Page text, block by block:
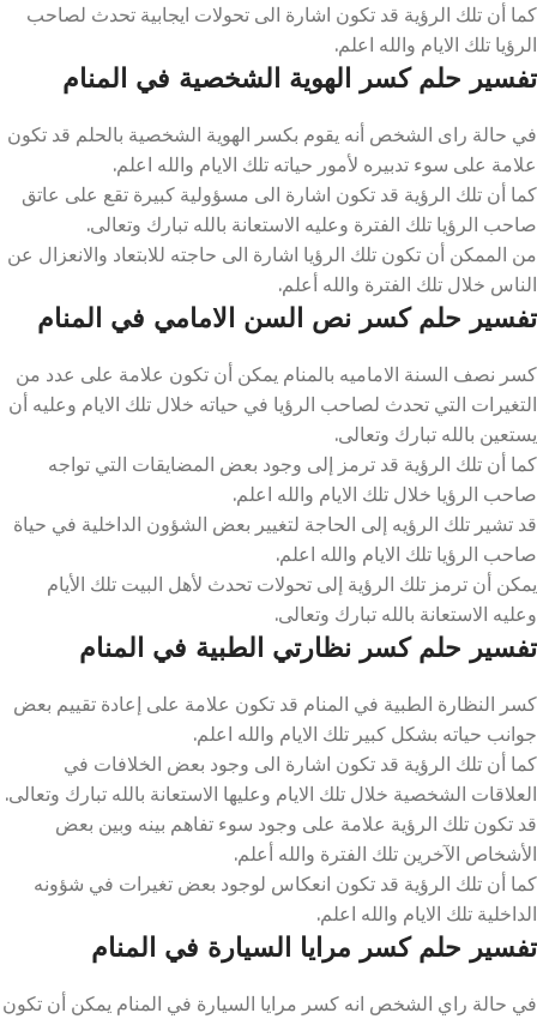
كما أن تلك الرؤية قد تكون اشارة الى تحولات ايجابية تحدث لصاحب
الرؤيا تلك الايام والله اعلم.
تفسير حلم كسر الهوية الشخصية في المنام
في حالة راى الشخص أنه يقوم بكسر الهوية الشخصية بالحلم قد تكون
علامة على سوء تدبيره لأمور حياته تلك الايام والله اعلم.
كما أن تلك الرؤية قد تكون اشارة الى مسؤولية كبيرة تقع على عاتق
صاحب الرؤيا تلك الفترة وعليه الاستعانة بالله تبارك وتعالى.
من الممكن أن تكون تلك الرؤيا اشارة الى حاجته للابتعاد والانعزال عن
الناس خلال تلك الفترة والله أعلم.
تفسير حلم كسر نص السن الامامي في المنام
كسر نصف السنة الاماميه بالمنام يمكن أن تكون علامة على عدد من
التغيرات التي تحدث لصاحب الرؤيا في حياته خلال تلك الايام وعليه أن
يستعين بالله تبارك وتعالى.
كما أن تلك الرؤية قد ترمز إلى وجود بعض المضايقات التي تواجه
صاحب الرؤيا خلال تلك الايام والله اعلم.
قد تشير تلك الرؤيه إلى الحاجة لتغيير بعض الشؤون الداخلية في حياة
صاحب الرؤيا تلك الايام والله اعلم.
يمكن أن ترمز تلك الرؤية إلى تحولات تحدث لأهل البيت تلك الأيام
وعليه الاستعانة بالله تبارك وتعالى.
تفسير حلم كسر نظارتي الطبية في المنام
كسر النظارة الطبية في المنام قد تكون علامة على إعادة تقييم بعض
جوانب حياته بشكل كبير تلك الايام والله اعلم.
كما أن تلك الرؤية قد تكون اشارة الى وجود بعض الخلافات في
العلاقات الشخصية خلال تلك الايام وعليها الاستعانة بالله تبارك وتعالى.
قد تكون تلك الرؤية علامة على وجود سوء تفاهم بينه وبين بعض
الأشخاص الآخرين تلك الفترة والله أعلم.
كما أن تلك الرؤية قد تكون انعكاس لوجود بعض تغيرات في شؤونه
الداخلية تلك الايام والله اعلم.
تفسير حلم كسر مرايا السيارة في المنام
في حالة راي الشخص انه كسر مرايا السيارة في المنام يمكن أن تكون